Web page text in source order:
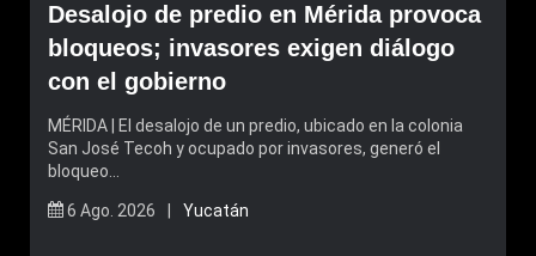
Desalojo de predio en Mérida provoca
bloqueos; invasores exigen diálogo
con el gobierno
MÉRIDA | El desalojo de un predio, ubicado en la colonia
San José Tecoh y ocupado por invasores, generó el
bloqueo…
6 Ago. 2026 | Yucatán